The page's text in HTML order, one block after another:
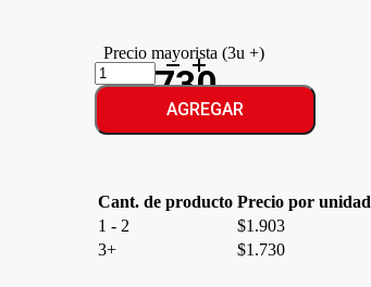
Precio mayorista (3u +)
$1.730
LA
QUESERA
Q/UNTABLE
CLASICO
cantidad
AGREGAR
Cant. de producto Precio por unidad
1 - 2
$1.903
3+
$1.730